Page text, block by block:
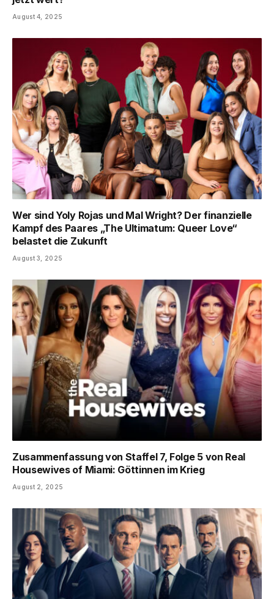
August 4, 2025
Wer sind Yoly Rojas und Mal Wright? Der finanzielle
Kampf des Paares „The Ultimatum: Queer Love“
belastet die Zukunft
August 3, 2025
Zusammenfassung von Staffel 7, Folge 5 von Real
Housewives of Miami: Göttinnen im Krieg
August 2, 2025